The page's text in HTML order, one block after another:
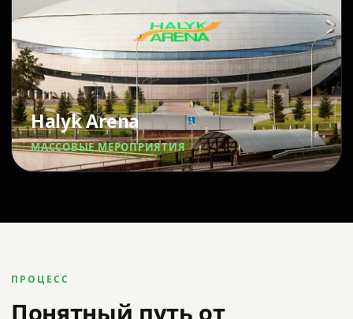
Halyk Arena
МАССОВЫЕ МЕРОПРИЯТИЯ
ПРОЦЕСС
Понятный путь от